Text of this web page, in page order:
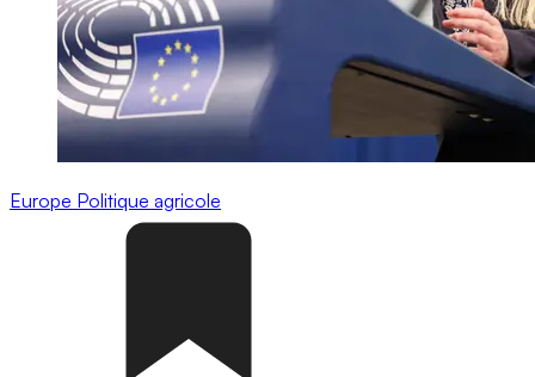
Europe Politique agricole